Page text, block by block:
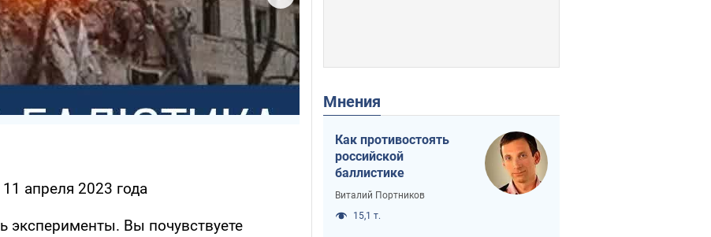
11 апреля 2023 года
эксперименты. Вы почувствуете
Мнения
Как противостоять
российской
баллистике
Виталий Портников
15,1 т.